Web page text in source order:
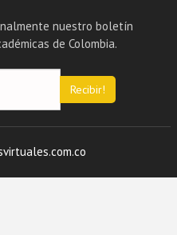
nuestro boletín
de Colombia.
Recibir!